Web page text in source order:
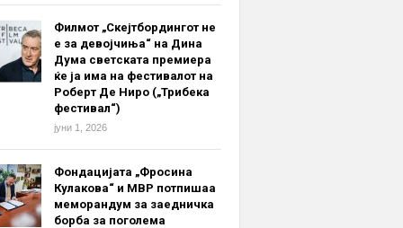
Филмот „Скејтбордингот не
е за девојчиња“ на Дина
Дума светската премиера
ќе ја има на фестивалот на
Роберт Де Ниро („Трибека
фестивал“)
јуни 1, 2026
Фондацијата „Фросина
Кулакова“ и МВР потпишаа
меморандум за заедничка
борба за поголема